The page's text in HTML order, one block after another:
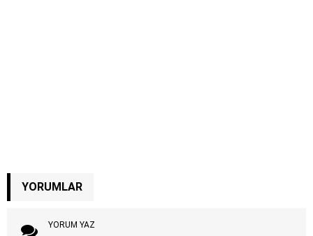
YORUMLAR
YORUM YAZ